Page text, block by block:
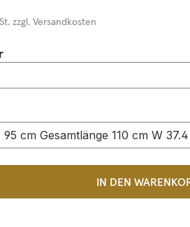
zzgl. Versandkosten
auswählen
Gib den
IN DEN